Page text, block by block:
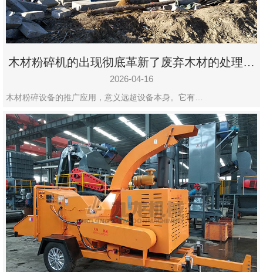
木材粉碎机的出现彻底革新了废弃木材的处理模
式
2026-04-16
木材粉碎设备的推广应用，意义远超设备本身。它有…